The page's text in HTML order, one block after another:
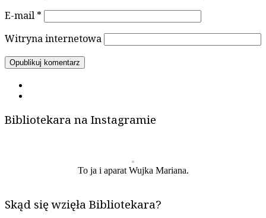
E-mail *
Witryna internetowa
Bibliotekara na Instagramie
To ja i aparat Wujka Mariana.
Skąd się wzięła Bibliotekara?